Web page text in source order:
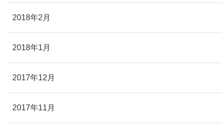
2018年2月
2018年1月
2017年12月
2017年11月